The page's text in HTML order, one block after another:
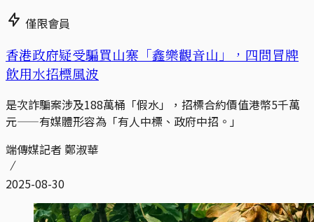
僅限會員
香港政府疑受騙買山寨「鑫樂觀音山」，四問冒牌
飲用水招標風波
是次詐騙案涉及188萬桶「假水」，招標合約價值港幣5千萬
元——有媒體形容為「有人中標、政府中招。」
端傳媒記者 鄭淑華
2025-08-30